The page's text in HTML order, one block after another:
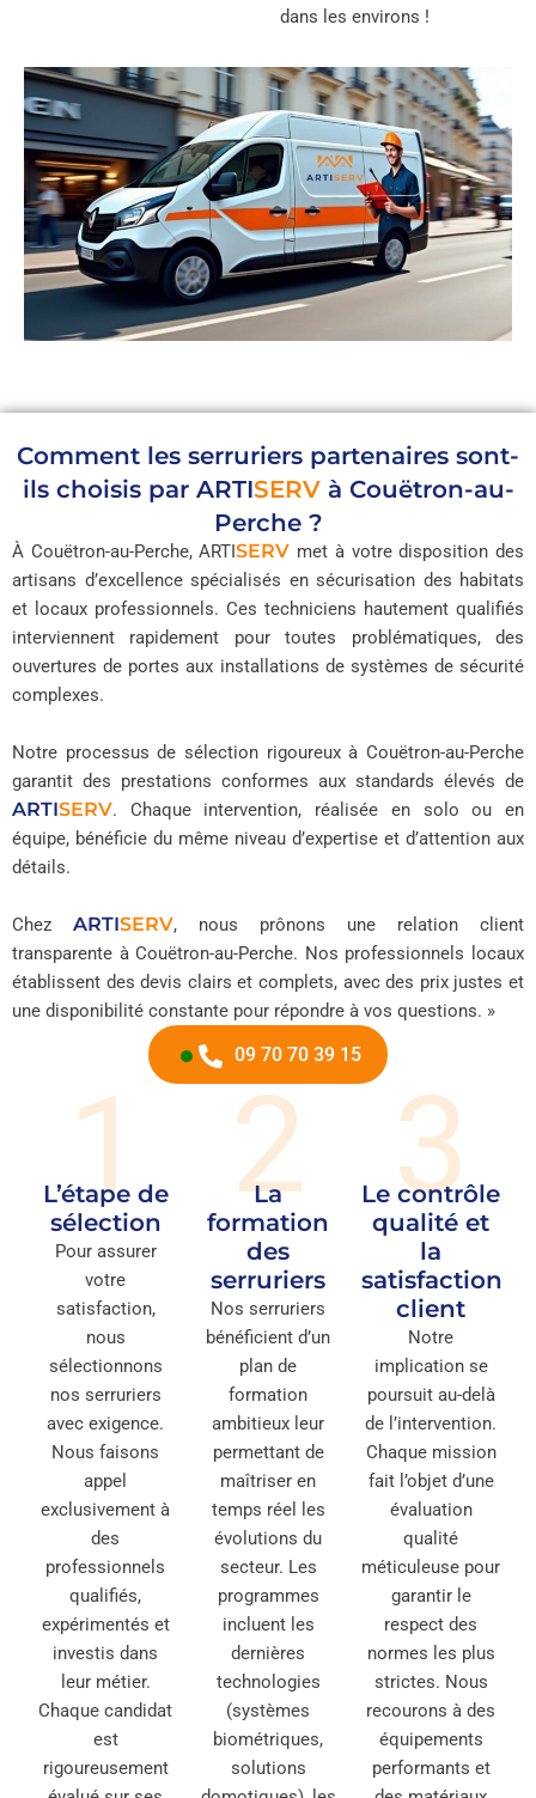
dans les environs !
Comment les serruriers partenaires sont-
ils choisis par ARTISERVà Couëtron-au-
Perche ?
À Couëtron-au-Perche,ARTISERV met à votre disposition des
artisans d’excellence spécialisés en sécurisation des habitats
et locaux professionnels. Ces techniciens hautement qualifiés
interviennent rapidement pour toutes problématiques, des
ouvertures de portes aux installations de systèmes de sécurité
complexes.
Notre processus de sélection rigoureux à Couëtron-au-Perche
garantit des prestations conformes aux standards élevés de
ARTISERV. Chaque intervention, réalisée en solo ou en
équipe, bénéficie du même niveau d’expertise et d’attention aux
détails.
Chez ARTISERV, nous prônons une relation client
transparente à Couëtron-au-Perche. Nos professionnels locaux
établissent des devis clairs et complets, avec des prix justes et
une disponibilité constante pour répondre à vos questions. »
09 70 70 39 15
1
L’étape de
sélection
Pour assurer
votre
satisfaction,
nous
sélectionnons
nos serruriers
avec exigence.
Nous faisons
appel
exclusivement à
des
professionnels
qualifiés,
expérimentés et
investis dans
leur métier.
Chaque candidat
est
rigoureusement
2
La
formation
des
serruriers
Nos serruriers
bénéficient d’un
plan de
formation
ambitieux leur
permettant de
maîtriser en
temps réel les
évolutions du
secteur. Les
programmes
incluent les
dernières
technologies
(systèmes
biométriques,
solutions
3
Le contrôle
qualité et
la
satisfaction
client
Notre
implication se
poursuit au-delà
de l’intervention.
Chaque mission
fait l’objet d’une
évaluation
qualité
méticuleuse pour
garantir le
respect des
normes les plus
strictes. Nous
recourons à des
équipements
performants et